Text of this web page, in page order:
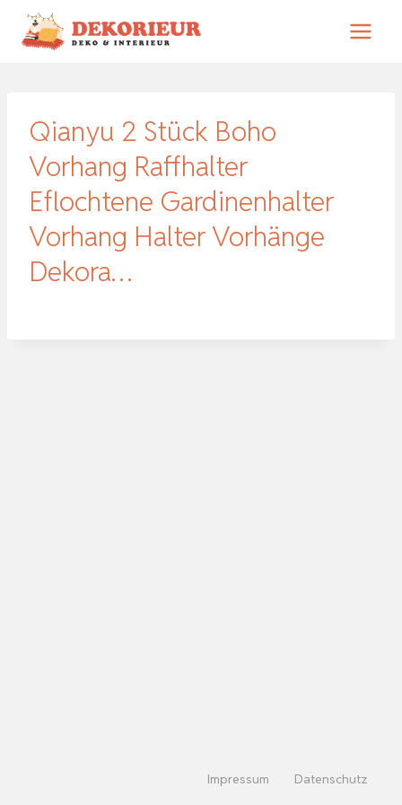
Zum
Inhalt
Qianyu 2 Stück Boho
Vorhang Raffhalter
Eflochtene Gardinenhalter
Vorhang Halter Vorhänge
Dekora…
Impressum Datenschutz